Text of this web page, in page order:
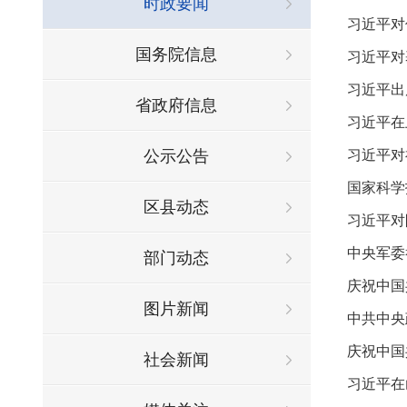
时政要闻
国务院信息
省政府信息
公示公告
区县动态
部门动态
图片新闻
社会新闻
习近平
习近平
习近平
习近平
习近平
国家科
习近平
中央军
庆祝中
中共中
庆祝中
习近平